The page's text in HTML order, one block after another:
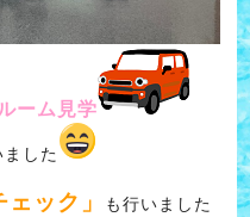
ーム見学
ました
ェック」 も行いました